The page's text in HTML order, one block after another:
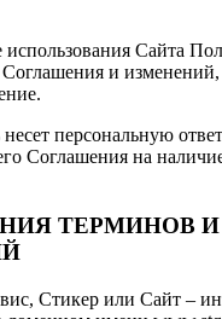
Сайта
Соглашения и
персональную
Соглашения на
ТЕРМИНОВ И
Стикер или Сайт –